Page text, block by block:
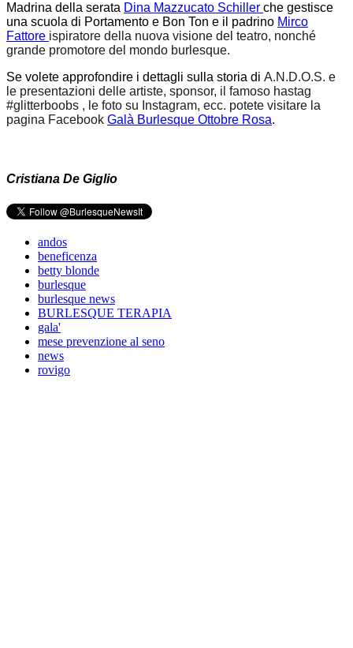
Madrina della serata Dina Mazzucato Schiller che gestisce
una scuola di Portamento e Bon Ton e il padrino Mirco
Fattore ispiratore della nuova visione del teatro, nonché
grande promotore del mondo burlesque.
Se volete approfondire i dettagli sulla storia di A.N.D.O.S. e
le presentazioni delle artiste, sponsor, il famoso hastag
#glitterboobs , le foto su Instagram, ecc. potete visitare la
pagina Facebook Galà Burlesque Ottobre Rosa.
Cristiana De Giglio
andos
beneficenza
betty blonde
burlesque
burlesque news
BURLESQUE TERAPIA
gala'
mese prevenzione al seno
news
rovigo